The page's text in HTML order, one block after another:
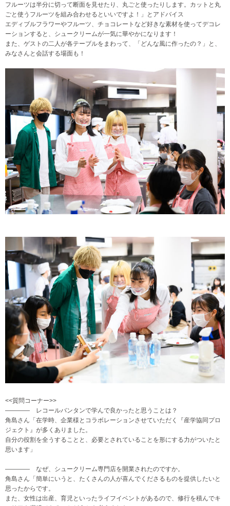
フルーツは半分に切って断面を見せたり、丸ごと使ったりします。カットと丸
ごと使うフルーツを組み合わせるといいですよ！」とアドバイス
エディブルフラワーやフルーツ、チョコレートなど好きな素材を使ってデコレ
ーションすると、シュークリームが一気に華やかになります！
また、ゲストの二人が各テーブルをまわって、「どんな風に作ったの？」と、
みなさんと会話する場面も！
<<質問コーナー>>
―――― レコールバンタンで学んで良かったと思うことは？
角島さん「在学時、企業様とコラボレーションさせていただく『産学協同プロ
ジェクト』が多くありました。
自分の役割を全うすることと、必要とされていることを形にする力がついたと
思います」
―――― なぜ、シュークリーム専門店を開業されたのですか。
角島さん「簡単にいうと、たくさんの人が喜んでくださるものを提供したいと
思ったからです。
また、女性は出産、育児といったライフイベントがあるので、修行を積んでキ